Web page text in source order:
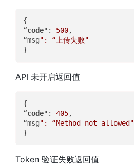
{
“code": 500,
“msg": “上传失败"
API 未开启返回值
{
“code": 405,
“msg": “Method not allowed"
Token 验证失败返回值